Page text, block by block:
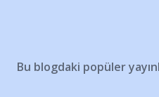
Bu blogdaki popüler